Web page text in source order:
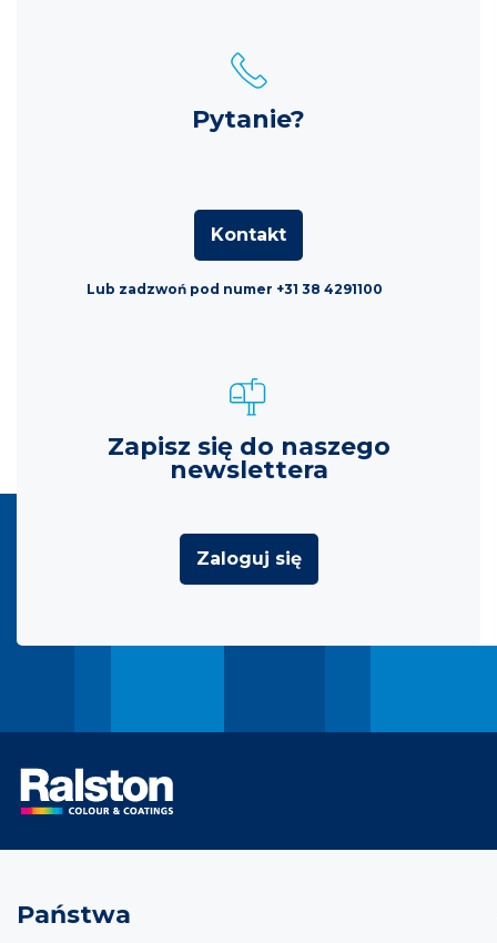
Pytanie?
Kontakt
Lub zadzwoń pod numer +31 38 4291100
Zapisz się do naszego
newslettera
Zaloguj się
Państwa